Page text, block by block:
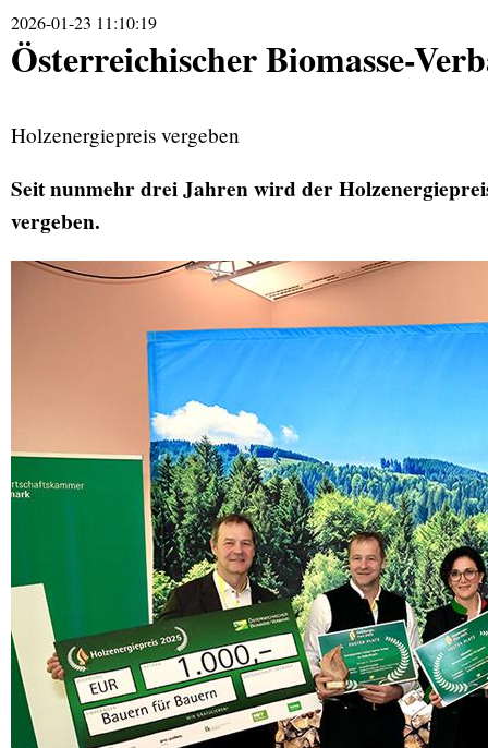
2026-01-23 11:10:19
Österreichischer Biomasse-
Holzenergiepreis vergeben
Seit nunmehr drei Jahren wird der
vergeben.